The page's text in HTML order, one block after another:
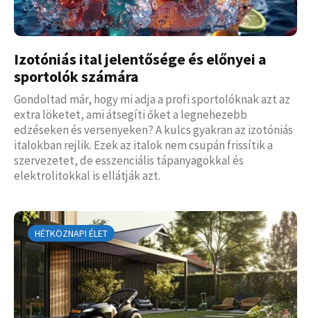
Izotóniás ital jelentősége és előnyei a
sportolók számára
Gondoltad már, hogy mi adja a profi sportolóknak azt az
extra löketet, ami átsegíti őket a legnehezebb
edzéseken és versenyeken? A kulcs gyakran az izotóniás
italokban rejlik. Ezek az italok nem csupán frissítik a
szervezetet, de esszenciális tápanyagokkal és
elektrolitokkal is ellátják azt.
HÉTKÖZNAPI ÉLET